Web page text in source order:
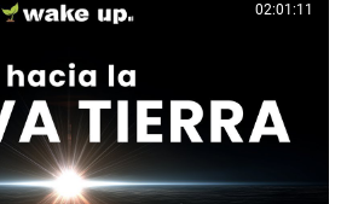
02:01:11